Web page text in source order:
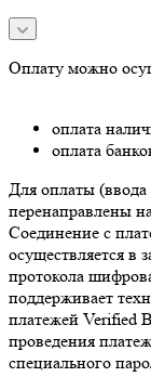
Оплату можно
оплата
оплата
Для оплаты
перенаправлены
Соединение с
осуществляется
протокола
поддерживает
платежей Verified
проведения
специального